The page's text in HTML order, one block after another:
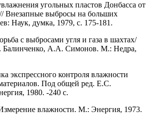
угольных пластов Донбасса от
Внезапные выбросы на больших
Наук, думка, 1979, с. 175-181.
с выбросами угля и газа в шахтах/
А.А. Симонов. М.: Недра,
экспрессного контроля влажности
Под общей ред. Е.С.
1980. -240 с.
влажности. М.: Энергия, 1973.